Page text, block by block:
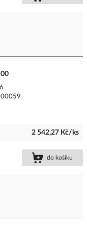
2 542,27 Kč/ks
do košíku